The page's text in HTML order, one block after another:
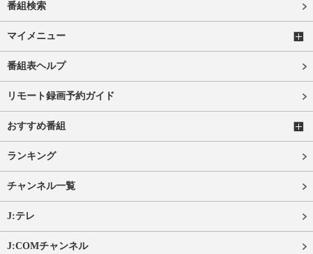
番組検索
マイメニュー
番組表ヘルプ
リモート録画予約ガイド
おすすめ番組
ランキング
チャンネル一覧
J:テレ
J:COMチャンネル